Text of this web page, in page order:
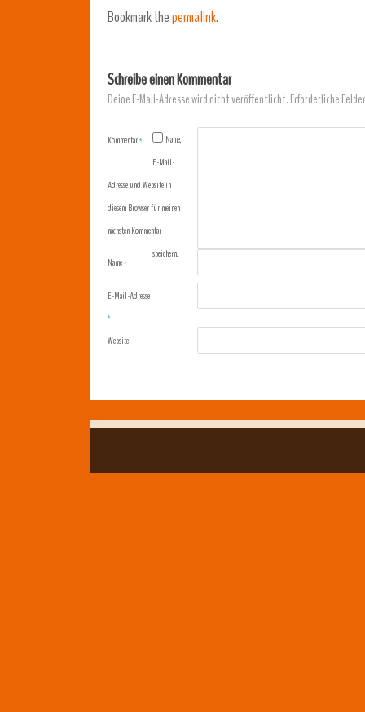
Bookmark thepermalink.
Schreibe einen Kommentar
Deine E-Mail-Adresse wird nicht veröffentlicht.Erforderliche
Kommentar*
Name*
E-Mail-Adresse
*
Website
Name,
E-Mail-
Adresse und Website in
diesem Browser für meinen
nächsten Kommentar
speichern.